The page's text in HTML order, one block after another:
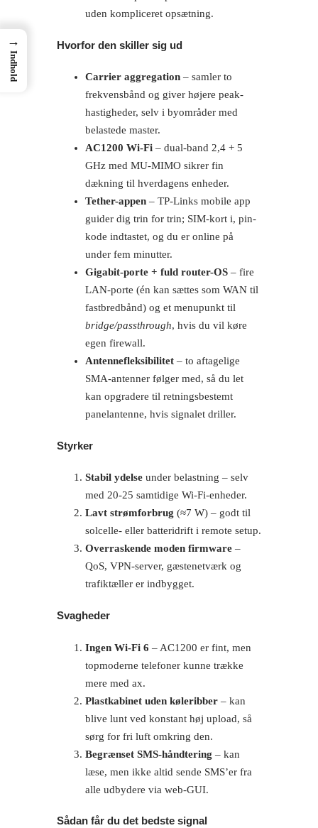
uden kompliceret opsætning.
Hvorfor den skiller sig ud
Carrier aggregation – samler to
frekvensbånd og giver højere peak-
hastigheder, selv i byområder med
belastede master.
AC1200 Wi-Fi – dual-band 2,4 + 5
GHz med MU-MIMO sikrer fin
dækning til hverdagens enheder.
Tether-appen – TP-Links mobile app
guider dig trin for trin; SIM-kort i, pin-
kode indtastet, og du er online på
under fem minutter.
Gigabit-porte + fuld router-OS – fire
LAN-porte (én kan sættes som WAN til
fastbredbånd) og et menupunkt til
bridge/passthrough, hvis du vil køre
egen firewall.
Antennefleksibilitet – to aftagelige
SMA-antenner følger med, så du let
kan opgradere til retningsbestemt
panelantenne, hvis signalet driller.
Styrker
Stabil ydelse under belastning – selv
med 20-25 samtidige Wi-Fi-enheder.
Lavt strømforbrug (≈7 W) – godt til
solcelle- eller batteridrift i remote setup.
Overraskende moden firmware –
QoS, VPN-server, gæstenetværk og
trafiktæller er indbygget.
Svagheder
Ingen Wi-Fi 6 – AC1200 er fint, men
topmoderne telefoner kunne trække
mere med ax.
Plastkabinet uden køleribber – kan
blive lunt ved konstant høj upload, så
sørg for fri luft omkring den.
Begrænset SMS-håndtering – kan
læse, men ikke altid sende SMS’er fra
alle udbydere via web-GUI.
Sådan får du det bedste signal
→
Indhold